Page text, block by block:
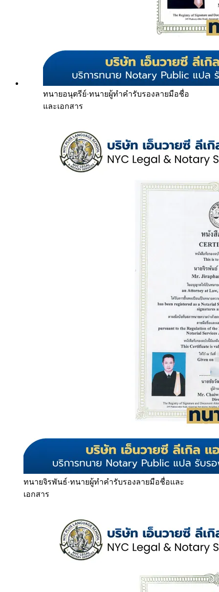
ทนายอนุตรีย์·ทนายผู้ทำคำรับรองลายมือชื่อ
และเอกสาร
ทนายจิรพันธ์·ทนายผู้ทำคำรับรองลายมือชื่อและ
เอกสาร